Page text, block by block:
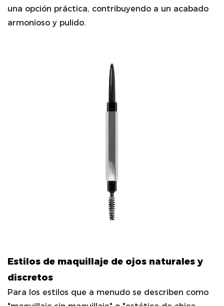
una opción práctica, contribuyendo a un acabado
armonioso y pulido.
Estilos de maquillaje de ojos naturales y
discretos
Para los estilos que a menudo se describen como